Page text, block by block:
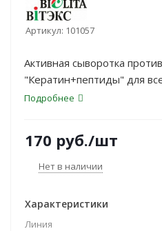
Артикул: 101057
Активная сыворотка
"Кератин+пептиды" для
Подробнее
170 руб./шт
Нет в наличии
Характеристики
Линия